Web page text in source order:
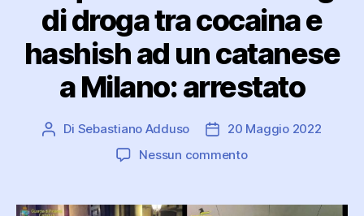
di droga tra cocaina e
hashish ad un catanese
a Milano: arrestato
Autore
Di Sebastiano Adduso
Data
dell'articolo
20 Maggio 2022
Nessun commentosu
47